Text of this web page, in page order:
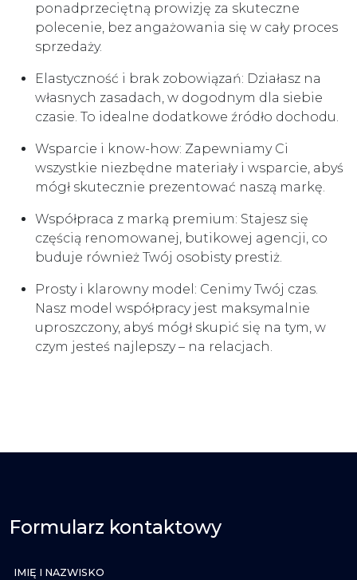
ponadprzeciętną prowizję za skuteczne
polecenie, bez angażowania się w cały proces
sprzedaży.
Elastyczność i brak zobowiązań: Działasz na
własnych zasadach, w dogodnym dla siebie
czasie. To idealne dodatkowe źródło dochodu.
Wsparcie i know-how: Zapewniamy Ci
wszystkie niezbędne materiały i wsparcie, abyś
mógł skutecznie prezentować naszą markę.
Współpraca z marką premium: Stajesz się
częścią renomowanej, butikowej agencji, co
buduje również Twój osobisty prestiż.
Prosty i klarowny model: Cenimy Twój czas.
Nasz model współpracy jest maksymalnie
uproszczony, abyś mógł skupić się na tym, w
czym jesteś najlepszy – na relacjach.
Formularz kontaktowy
IMIĘ I NAZWISKO